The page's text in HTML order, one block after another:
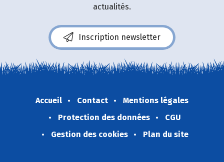
actualités.
Inscription newsletter
Accueil Contact
Mentions légales
Protection des données
CGU
Gestion des cookies
Plan du site